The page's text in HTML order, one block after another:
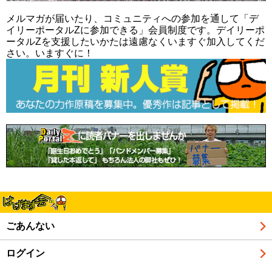
メルマガが届いたり、コミュニティへの参加を通して「デ
イリーポータルZに参加できる」会員制度です。デイリーポ
ータルZを支援したいかたは遠慮なくいますぐ加入してくだ
さい。いますぐに！
ごあんない
ログイン